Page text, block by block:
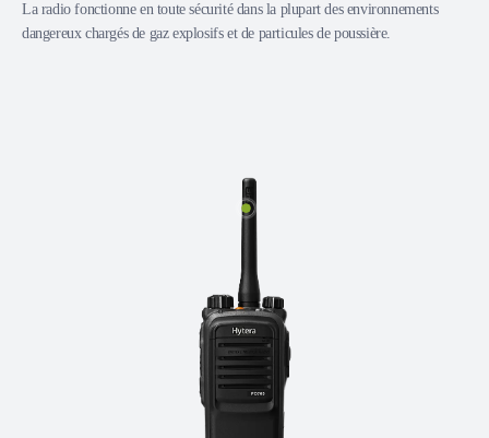
La radio fonctionne en toute sécurité dans la plupart des environnements
dangereux chargés de gaz explosifs et de particules de poussière.